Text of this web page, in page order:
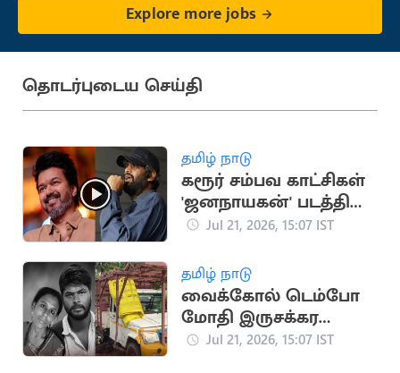
Explore more jobs
தொடர்புடைய செய்தி
தமிழ் நாடு
கரூர் சம்பவ காட்சிகள்
'ஜனநாயகன்' படத்தில்
பயன்படுத்தப்பட்டதா?
Jul 21, 2026, 15:07 IST
தமிழ் நாடு
வைக்கோல் டெம்போ
மோதி இருசக்கர
வாகனத்தில் சென்ற
Jul 21, 2026, 15:07 IST